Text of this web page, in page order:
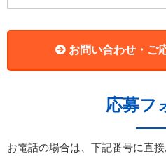
お問い合わせ・ご
応募フ
お電話の場合は、下記番号に直